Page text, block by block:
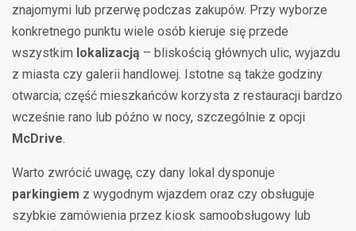
znajomymi lub przerwę podczas zakupów. Przy wyborze
konkretnego punktu wiele osób kieruje się przede
wszystkim lokalizacją – bliskością głównych ulic, wyjazdu
z miasta czy galerii handlowej. Istotne są także godziny
otwarcia; część mieszkańców korzysta z restauracji bardzo
wcześnie rano lub późno w nocy, szczególnie z opcji
McDrive.
Warto zwrócić uwagę, czy dany lokal dysponuje
parkingiem z wygodnym wjazdem oraz czy obsługuje
szybkie zamówienia przez kiosk samoobsługowy lub